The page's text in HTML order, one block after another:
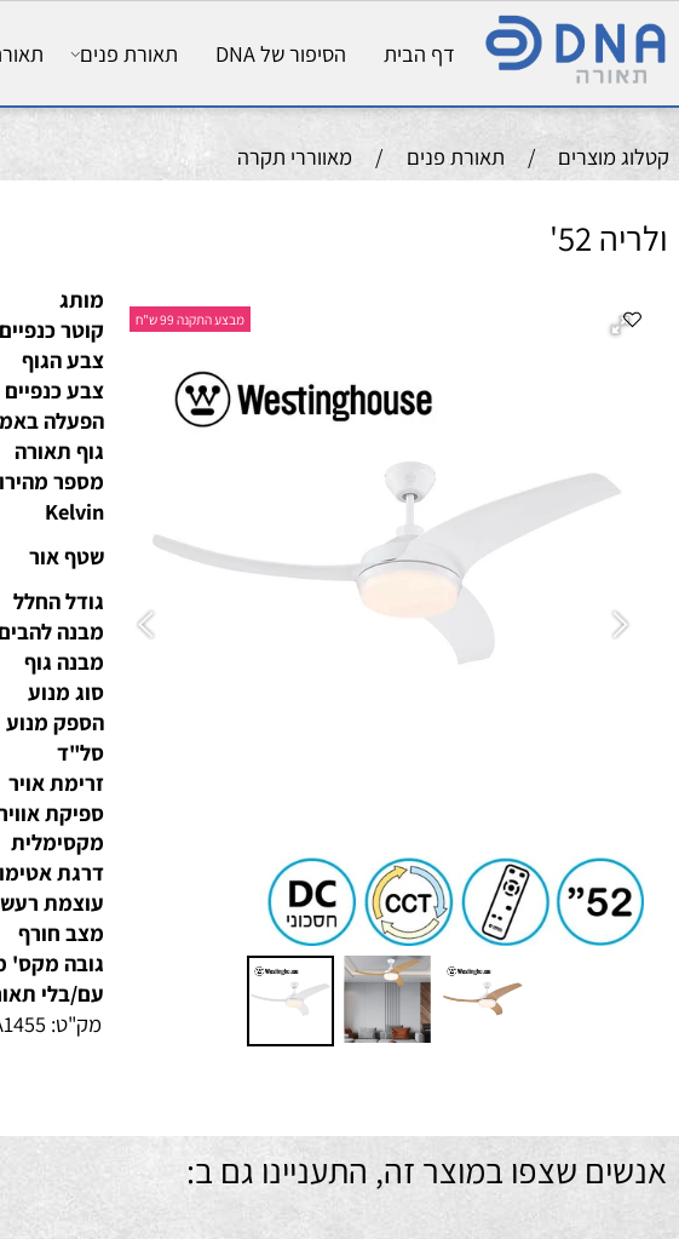
דף הבית הסיפור של DNA תאורת פנים תאורת
/ תאורת פנים / מאווררי תקרה
מבצע התקנה 99 ש"ח
מותג
קוטר כנפיים
צבע הגוף
צבע כנפיים
הפעלה
גוף תאורה
מספר מהירויות
שטף אור
גודל החלל
מבנה להבים
מבנה גוף
סוג מנוע
הספק מנוע
סל"ד
זרימת אויר
ספיקת אוויר
מקסימלית
דרגת אטימות
עוצמת רעש
מצב חורף
גובה מקס'
עם/בלי תאורה
שצפו במוצר זה, התעניינו גם ב: